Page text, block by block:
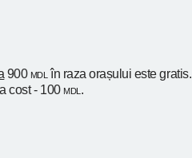
900 MDL în raza orașului este gratis.
cost - 100 MDL .